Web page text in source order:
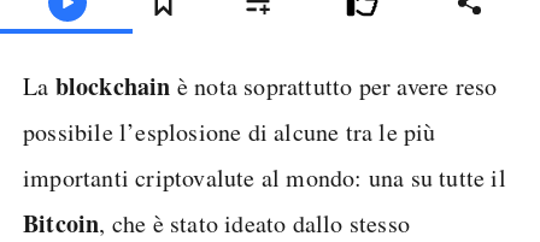
La blockchain è nota soprattutto per avere reso
possibile l’esplosione di alcune tra le più
importanti criptovalute al mondo: una su tutte il
Bitcoin, che è stato ideato dallo stesso